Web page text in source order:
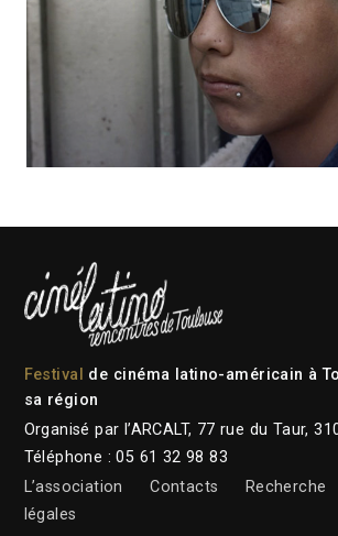
Festival
de cinéma latino-américain à
sa région
Organisé par l’ARCALT, 77 rue du Taur,
Téléphone : 05 61 32 98 83
L’association
Contacts Recherche
légales